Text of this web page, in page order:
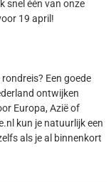
snel één van onze
19 april!
Een goede
ontwijken
Europa, Azië of
kun je natuurlijk een
als je al binnenkort